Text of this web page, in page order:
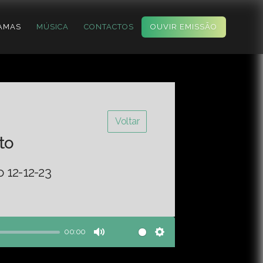
MÚSICA CONTACTOS OUVIR EMISSÃO
Voltar
12-23
00:00
Mute Settings